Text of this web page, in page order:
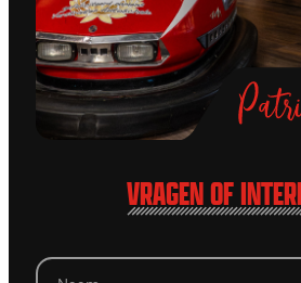
VRAGEN OF